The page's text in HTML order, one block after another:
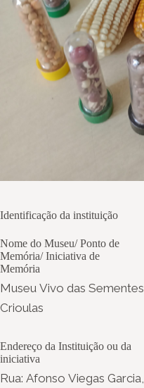
Identificação da instituição
Nome do Museu/ Ponto de
Memória/ Iniciativa de
Memória
Museu Vivo das Sementes
Crioulas
Endereço da Instituição ou da
iniciativa
Rua: Afonso Viegas Garcia,